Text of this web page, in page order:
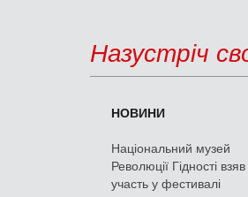
Назустріч
НОВИНИ
Національний музей
Революції Гідності взяв
участь у фестивалі